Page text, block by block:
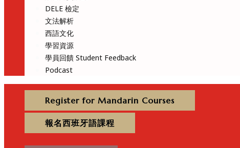
DELE 檢定
文法解析
西語文化
學習資源
學員回饋 Student Feedback
Podcast
Register for Mandarin Courses
報名西班牙語課程